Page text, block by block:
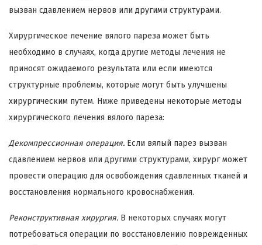
вызван сдавлением нервов или другими структурами.
Хирургическое лечение вялого пареза может быть
необходимо в случаях, когда другие методы лечения не
приносят ожидаемого результата или если имеются
структурные проблемы, которые могут быть улучшены
хирургическим путем. Ниже приведены некоторые методы
хирургического лечения вялого пареза:
Декомпрессионная операция. Если вялый парез вызван
сдавлением нервов или другими структурами, хирург может
провести операцию для освобождения сдавленных тканей и
восстановления нормального кровоснабжения.
Реконструктивная хирургия. В некоторых случаях могут
потребоваться операции по восстановлению поврежденных